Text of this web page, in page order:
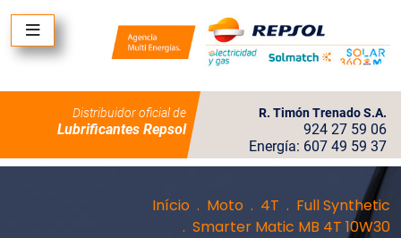
Distribuidor oficial de
Lubrificantes Repsol
R. Timón Trenado S.A.
924 27 59 06
Energía: 607 49 59 37
Início Moto 4T
Full Synthetic
Smarter Matic MB 4T 10W30